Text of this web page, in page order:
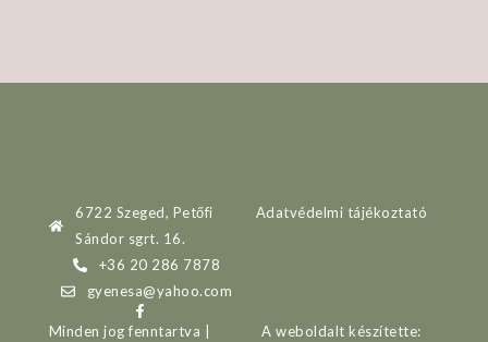
6722 Szeged, Petőfi
Sándor sgrt. 16.
+36 20 286 7878
gyenesa@yahoo.com
Adatvédelmi tájékoztató
Minden jog fenntartva |
A weboldalt készítette: